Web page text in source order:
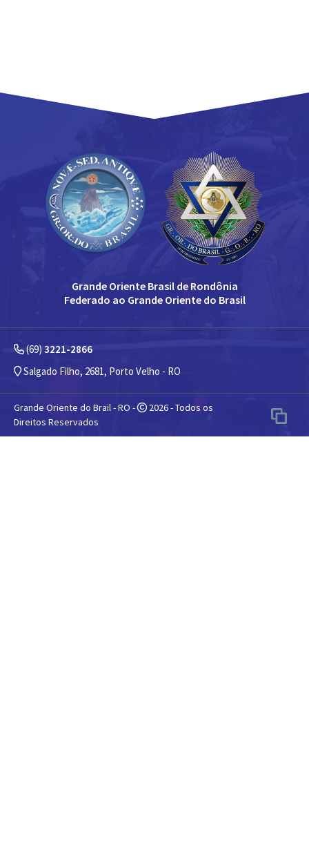
Grande Oriente Brasil de Rondônia
Federado ao Grande Oriente do Brasil
(69) 3221-2866
Salgado Filho, 2681, Porto Velho - RO
Grande Oriente do Brail - RO -
2026 - Todos os
Direitos Reservados